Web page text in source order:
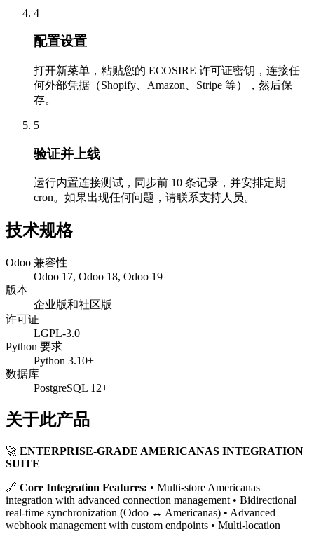
4
配置设置
打开新菜单，粘贴您的 ECOSIRE 许可证密钥，连接任
何外部凭据（Shopify、Amazon、Stripe 等），然后保
存。
5
验证并上线
运行内置连接测试，同步前 10 条记录，并安排定期
cron。如果出现任何问题，请联系支持人员。
技术规格
Odoo 兼容性
Odoo 17, Odoo 18, Odoo 19
版本
企业版和社区版
许可证
LGPL-3.0
Python 要求
Python 3.10+
数据库
PostgreSQL 12+
关于此产品
🚀 ENTERPRISE-GRADE AMERICANAS INTEGRATION
SUITE
🔗 Core Integration Features: • Multi-store Americanas
integration with advanced connection management • Bidirectional
real-time synchronization (Odoo ↔ Americanas) • Advanced
webhook management with custom endpoints • Multi-location